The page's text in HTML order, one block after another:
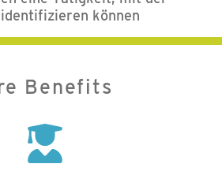
können
Benefits